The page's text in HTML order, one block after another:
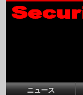
ニュース